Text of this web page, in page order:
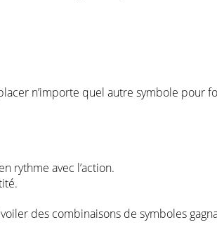
n’importe quel autre symbole pour
rythme avec l’action.
des combinaisons de symboles